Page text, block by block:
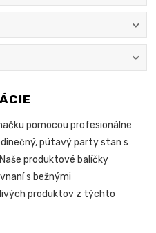
pomocou profesionálne
pútavý party stan s
produktové balíčky
s bežnými
produktov z týchto